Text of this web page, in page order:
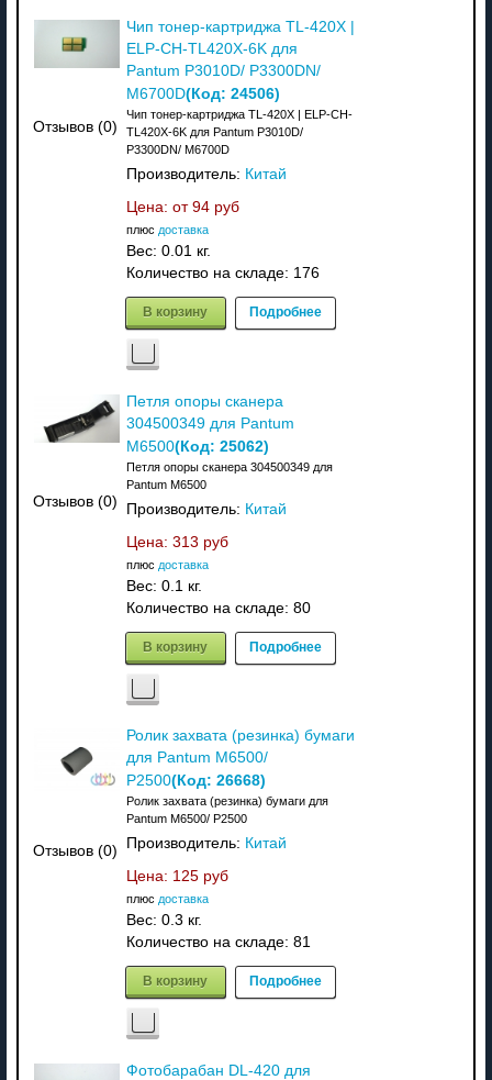
Отзывов (0)
Чип тонер-картриджа TL-420X |
ELP-CH-TL420X-6K для
Pantum P3010D/ P3300DN/
M6700D(Код: 24506)
Чип тонер-картриджа TL-420X | ELP-CH-
TL420X-6K для Pantum P3010D/
P3300DN/ M6700D
Производитель: Китай
Цена: от 94 руб
плюс доставка
Вес: 0.01 кг.
Количество на складе: 176
В корзину Подробнее
Отзывов (0)
Петля опоры сканера
304500349 для Pantum
M6500(Код: 25062)
Петля опоры сканера 304500349 для
Pantum M6500
Производитель: Китай
Цена: 313 руб
плюс доставка
Вес: 0.1 кг.
Количество на складе: 80
В корзину Подробнее
Отзывов (0)
Ролик захвата (резинка) бумаги
для Pantum M6500/
P2500(Код: 26668)
Ролик захвата (резинка) бумаги для
Pantum M6500/ P2500
Производитель: Китай
Цена: 125 руб
плюс доставка
Вес: 0.3 кг.
Количество на складе: 81
В корзину Подробнее
Фотобарабан DL-420 для